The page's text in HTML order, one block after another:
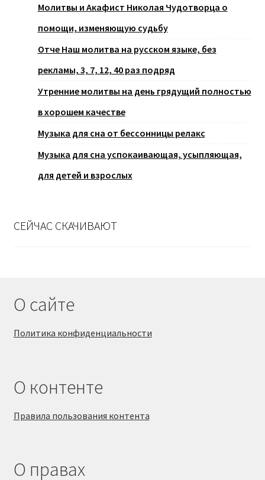
Молитвы и Акафист Николая Чудотворца о
помощи, изменяющую судьбу
Отче Наш молитва на русском языке, без
рекламы, 3, 7, 12, 40 раз подряд
Утренние молитвы на день грядущий полностью
в хорошем качестве
Музыка для сна от бессонницы релакс
Музыка для сна успокаивающая, усыпляющая,
для детей и взрослых
СЕЙЧАС СКАЧИВАЮТ
О сайте
Политика конфиденциальности
О контенте
Правила пользования контента
О правах